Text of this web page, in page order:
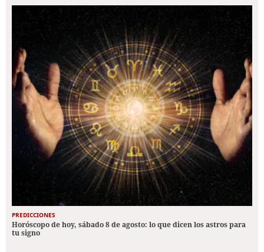
PREDICCIONES
Horóscopo de hoy, sábado 8 de agosto: lo que dicen los astros para
tu signo